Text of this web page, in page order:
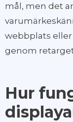
mål, men det
webbplats
genom
Hur